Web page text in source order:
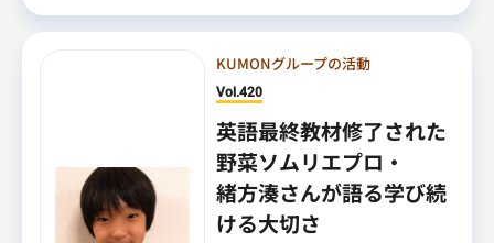
KUMONグループの活動
Vol.420
英語最終教材修了された
野菜ソムリエプロ・
緒方湊さんが語る学び続
ける大切さ